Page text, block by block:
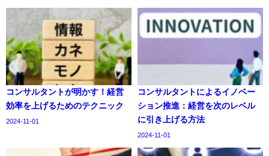
コンサルタントが明かす！経営
効率を上げるためのテクニック
2024-11-01
コンサルタントによるイノベー
ション推進：経営を次のレベル
に引き上げる方法
2024-11-01